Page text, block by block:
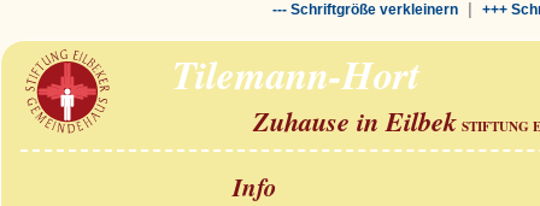
--- Schriftgröße verkleinern| +++
Tilemann-Hort
Zuhause in Eilbek STIFTUNG
Info